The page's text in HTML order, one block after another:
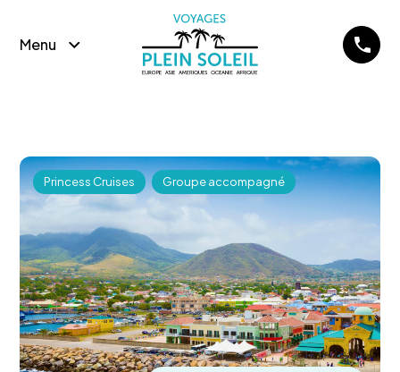
Menu
Princess Cruises Groupe accompagné